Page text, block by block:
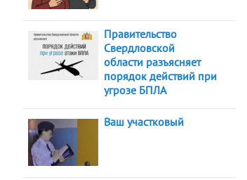
Правительство
Свердловской
области разъясняет
порядок действий при
угрозе БПЛА
Ваш участковый